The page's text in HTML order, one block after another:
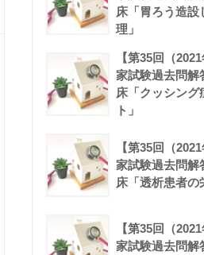
床「胃ろう造
理」
【第35回（
家試験過去問解
床「クッシン
ト」
【第35回（
家試験過去問解
床「透析患者の
【第35回（
家試験過去問解